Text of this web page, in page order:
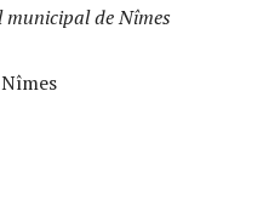
municipal de Nîmes